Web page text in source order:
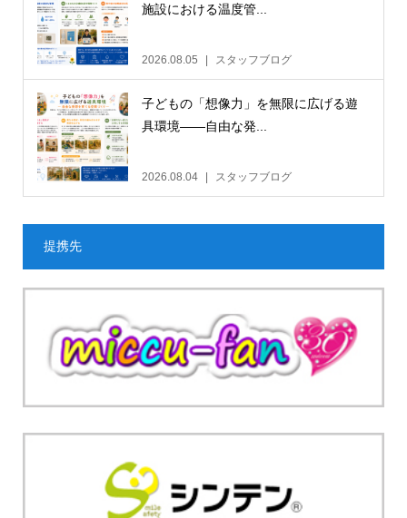
施設における温度管...
2026.08.05 スタッフブログ
子どもの「想像力」を無限に広げる遊
具環境——自由な発...
2026.08.04 スタッフブログ
提携先